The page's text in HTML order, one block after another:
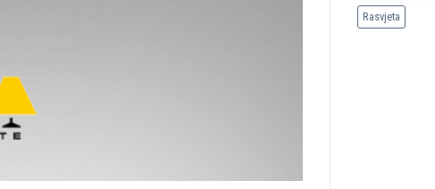
Rasvjeta